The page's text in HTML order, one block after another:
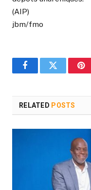
(AIP)
jbm/fmo
FacebookTwitter
RELATED POSTS